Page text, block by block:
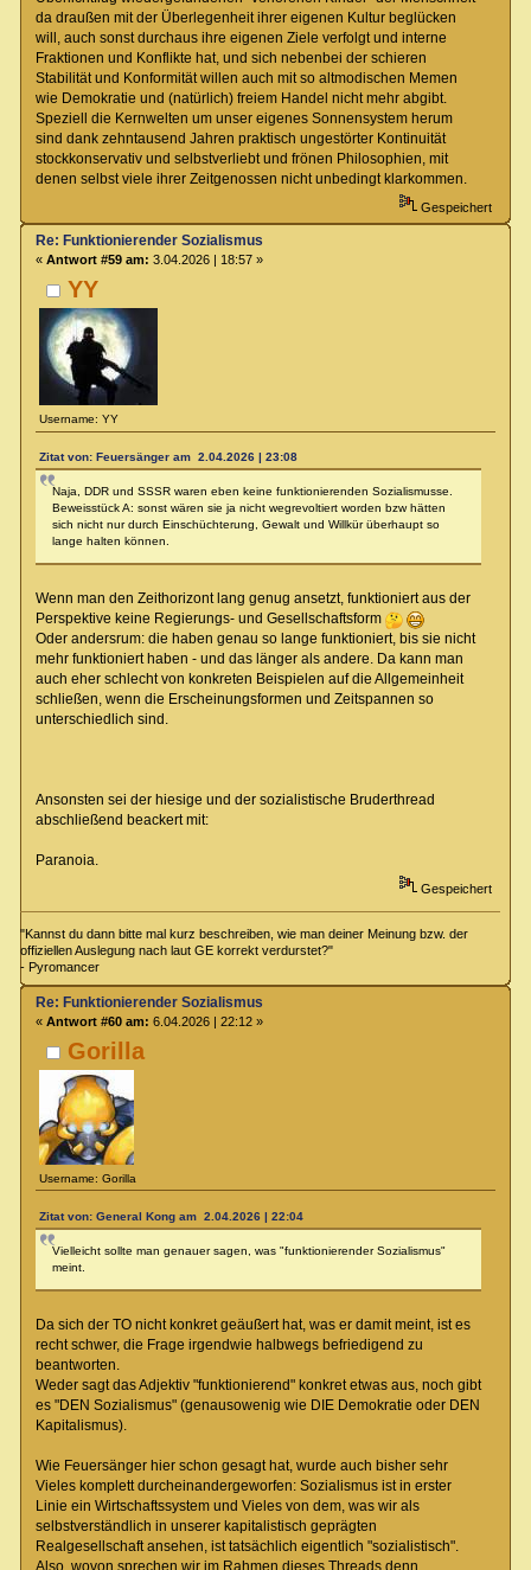
da draußen mit der Überlegenheit ihrer eigenen Kultur beglücken
will, auch sonst durchaus ihre eigenen Ziele verfolgt und interne
Fraktionen und Konflikte hat, und sich nebenbei der schieren
Stabilität und Konformität willen auch mit so altmodischen Memen
wie Demokratie und (natürlich) freiem Handel nicht mehr abgibt.
Speziell die Kernwelten um unser eigenes Sonnensystem herum
sind dank zehntausend Jahren praktisch ungestörter Kontinuität
stockkonservativ und selbstverliebt und frönen Philosophien, mit
denen selbst viele ihrer Zeitgenossen nicht unbedingt klarkommen.
Gespeichert
YY
Username: YY
Re: Funktionierender Sozialismus
« Antwort #59 am: 3.04.2026 | 18:57 »
Zitat von: Feuersänger am 2.04.2026 | 23:08
Naja, DDR und SSSR waren eben keine funktionierenden Sozialismusse.
Beweisstück A: sonst wären sie ja nicht wegrevoltiert worden bzw hätten
sich nicht nur durch Einschüchterung, Gewalt und Willkür überhaupt so
lange halten können.
Wenn man den Zeithorizont lang genug ansetzt, funktioniert aus der
Perspektive keine Regierungs- und Gesellschaftsform
Oder andersrum: die haben genau so lange funktioniert, bis sie nicht
mehr funktioniert haben - und das länger als andere. Da kann man
auch eher schlecht von konkreten Beispielen auf die Allgemeinheit
schließen, wenn die Erscheinungsformen und Zeitspannen so
unterschiedlich sind.
Ansonsten sei der hiesige und der sozialistische Bruderthread
abschließend beackert mit:
Paranoia.
Gespeichert
"Kannst du dann bitte mal kurz beschreiben, wie man deiner Meinung bzw. der
offiziellen Auslegung nach laut GE korrekt verdurstet?"
- Pyromancer
Gorilla
Username: Gorilla
Re: Funktionierender Sozialismus
« Antwort #60 am: 6.04.2026 | 22:12 »
Zitat von: General Kong am 2.04.2026 | 22:04
Vielleicht sollte man genauer sagen, was "funktionierender Sozialismus"
meint.
Da sich der TO nicht konkret geäußert hat, was er damit meint, ist es
recht schwer, die Frage irgendwie halbwegs befriedigend zu
beantworten.
Weder sagt das Adjektiv "funktionierend" konkret etwas aus, noch gibt
es "DEN Sozialismus" (genausowenig wie DIE Demokratie oder DEN
Kapitalismus).
Wie Feuersänger hier schon gesagt hat, wurde auch bisher sehr
Vieles komplett durcheinandergeworfen: Sozialismus ist in erster
Linie ein Wirtschaftssystem und Vieles von dem, was wir als
selbstverständlich in unserer kapitalistisch geprägten
Realgesellschaft ansehen, ist tatsächlich eigentlich "sozialistisch".
Also, wovon sprechen wir im Rahmen dieses Threads denn